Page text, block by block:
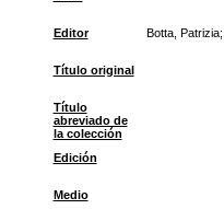
Editor Botta,
Título original
Título
abreviado de
la colección
Edición
Medio